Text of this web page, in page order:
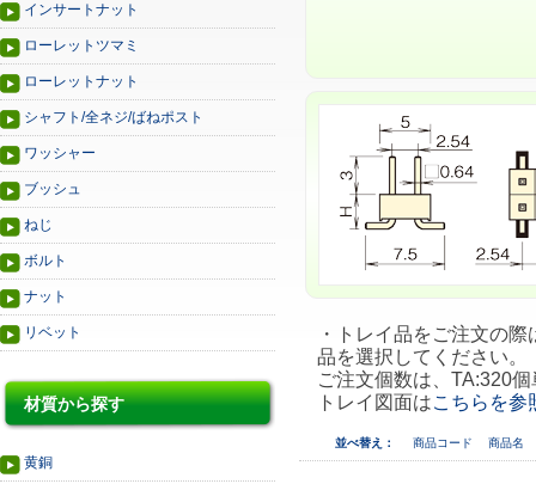
インサートナット
ローレットツマミ
ローレットナット
シャフト/全ネジ/ばねポスト
ワッシャー
ブッシュ
ねじ
ボルト
ナット
リベット
材質から探す
黄銅
・トレイ品をご注文の
品を選択してください。
ご注文個数は、TA:320
トレイ図面はこちらを参
並べ替え： 商品コード 商品名